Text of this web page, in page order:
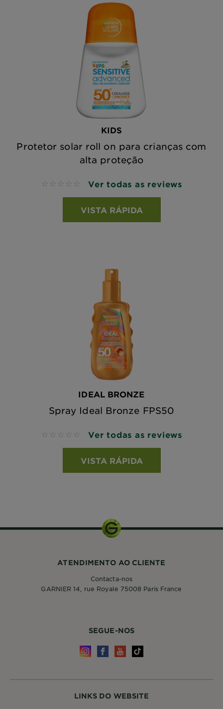
KIDS
Protetor solar roll on para crianças com
alta proteção
No reviews Ver todas as reviews
VISTA RÁPIDA
IDEAL BRONZE
Spray Ideal Bronze FPS50
No reviews Ver todas as reviews
VISTA RÁPIDA
LINKS DO WEBSITE
SEGUE-NOS
ATENDIMENTO AO CLIENTE
Contacta-nos
GARNIER 14, rue Royale 75008 Paris France